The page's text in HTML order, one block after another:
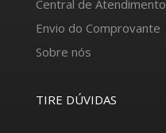
Central de Atendimento
Envio do Comprovante
Sobre nós
TIRE DÚVIDAS